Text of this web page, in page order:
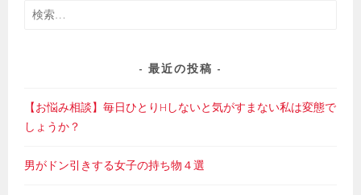
検
最近の投稿
【お悩み相談】毎日ひとりHしないと気がすまない私は変態で
しょうか？
男がドン引きする女子の持ち物４選